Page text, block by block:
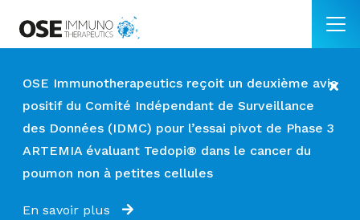
OSE Immunotherapeutics reçoit un deuxième avis
positif du Comité Indépendant de Surveillance
des Données (IDMC) pour l’essai pivot de Phase 3
ARTEMIA évaluant Tedopi® dans le cancer du
poumon non à petites cellules
En savoir plus